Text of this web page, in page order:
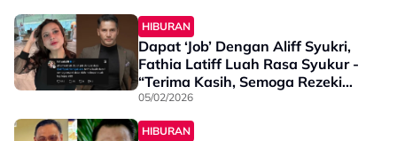
HIBURAN
Dapat ‘Job’ Dengan Aliff Syukri,
Fathia Latiff Luah Rasa Syukur -
“Terima Kasih, Semoga Rezeki
Datuk Melimpah Ruah”
05/02/2026
HIBURAN